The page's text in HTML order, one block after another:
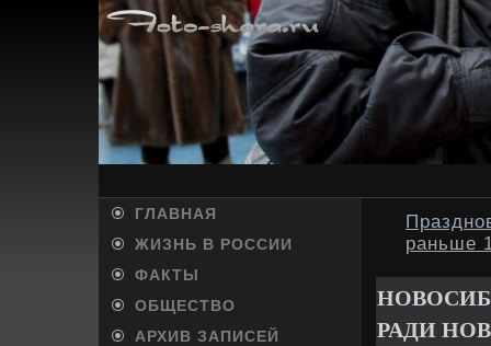
ГЛАВНАЯ
ЖИЗНЬ В РОССИИ
ФАКТЫ
ОБЩЕСТВО
АРХИВ ЗАПИСЕЙ
раньше
РАДИ